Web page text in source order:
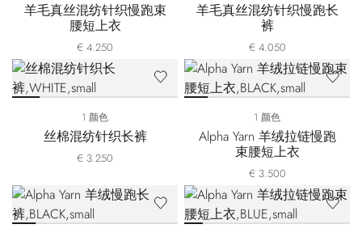
羊毛真丝混纺针织慢跑束
腰短上衣
€ 4.250
羊毛真丝混纺针织慢跑长
裤
€ 4.050
1 颜色
丝棉混纺针织长裤
€ 3.250
1 颜色
Alpha Yarn 羊绒拉链慢跑
束腰短上衣
€ 3.500